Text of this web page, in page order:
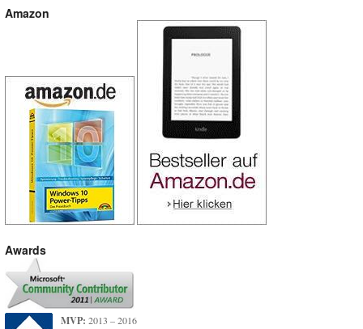
Amazon
Awards
MVP: 2013 – 2016